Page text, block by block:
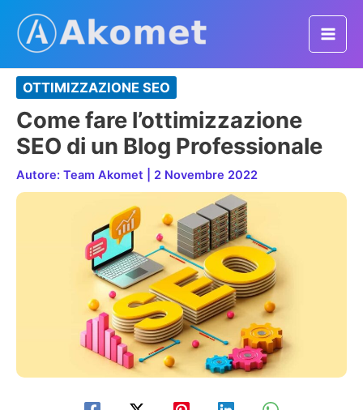
contenuto
OTTIMIZZAZIONE SEO
Come fare l’ottimizzazione
SEO di un Blog Professionale
Autore: Team Akomet 2 Novembre 2022